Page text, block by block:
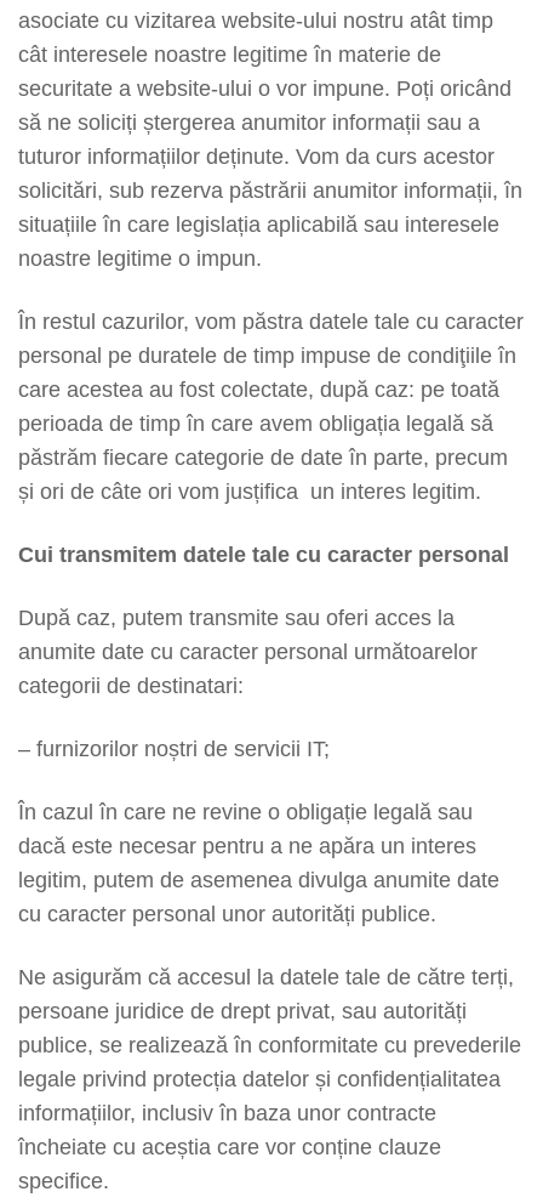
asociate cu vizitarea website-ului nostru atât timp
cât interesele noastre legitime în materie de
securitate a website-ului o vor impune. Poți oricând
să ne soliciți ștergerea anumitor informații sau a
tuturor informațiilor deținute. Vom da curs acestor
solicitări, sub rezerva păstrării anumitor informații, în
situațiile în care legislația aplicabilă sau interesele
noastre legitime o impun.
În restul cazurilor, vom păstra datele tale cu caracter
personal pe duratele de timp impuse de condiţiile în
care acestea au fost colectate, după caz: pe toată
perioada de timp în care avem obligația legală să
păstrăm fiecare categorie de date în parte, precum
și ori de câte ori vom jusțifica un interes legitim.
Cui transmitem datele tale cu caracter personal
După caz, putem transmite sau oferi acces la
anumite date cu caracter personal următoarelor
categorii de destinatari:
– furnizorilor noștri de servicii IT;
În cazul în care ne revine o obligație legală sau
dacă este necesar pentru a ne apăra un interes
legitim, putem de asemenea divulga anumite date
cu caracter personal unor autorități publice.
Ne asigurăm că accesul la datele tale de către terți,
persoane juridice de drept privat, sau autorități
publice, se realizează în conformitate cu prevederile
legale privind protecția datelor și confidențialitatea
informațiilor, inclusiv în baza unor contracte
încheiate cu aceștia care vor conține clauze
specifice.